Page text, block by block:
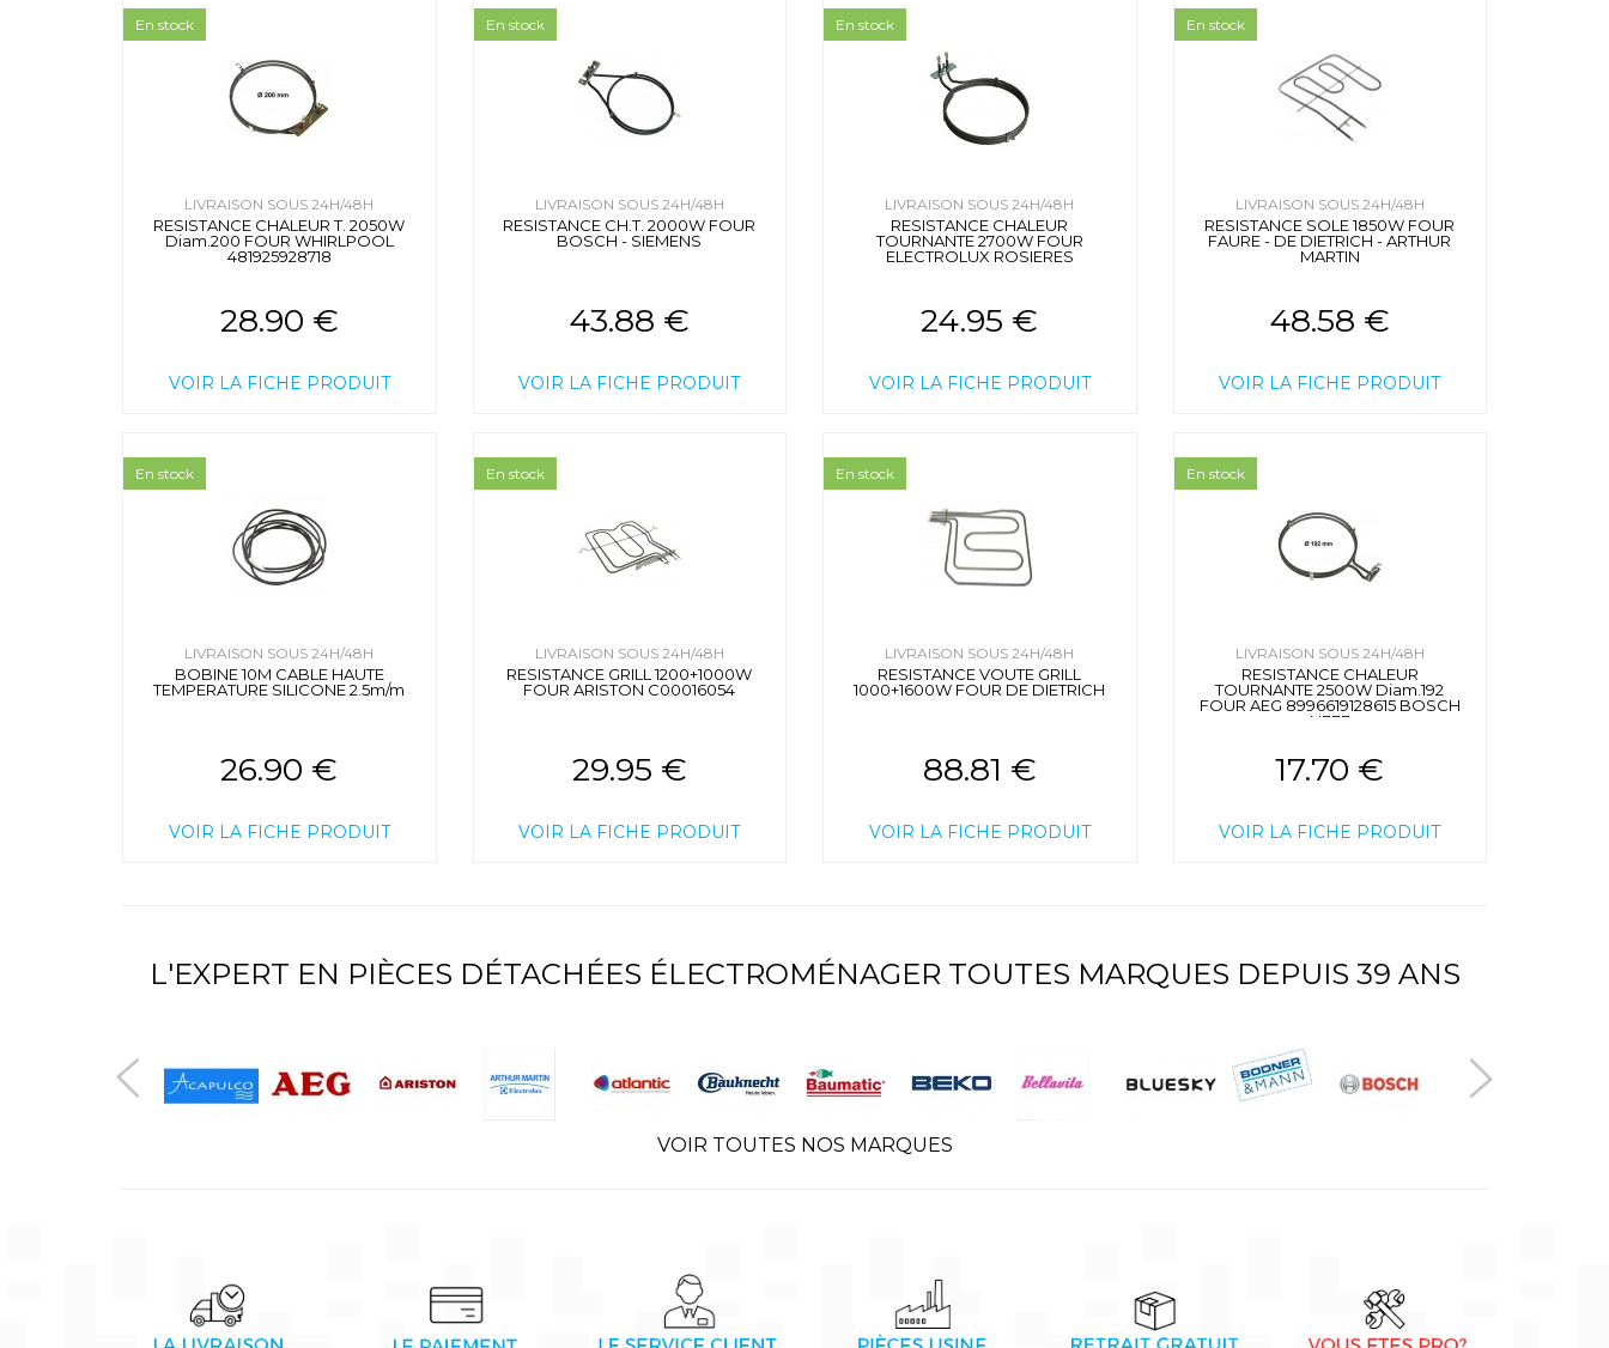
LIVRAISON SOUS 24H/48H
RESISTANCE CHALEUR T. 2050W
Diam.200 FOUR WHIRLPOOL
481925928718
28.90 €
VOIR LA FICHE PRODUIT
En stock
LIVRAISON SOUS 24H/48H
RESISTANCE CH.T. 2000W FOUR
BOSCH - SIEMENS
43.88 €
VOIR LA FICHE PRODUIT
En stock
LIVRAISON SOUS 24H/48H
RESISTANCE CHALEUR
TOURNANTE 2700W FOUR
ELECTROLUX ROSIERES
24.95 €
VOIR LA FICHE PRODUIT
En stock
LIVRAISON SOUS 24H/48H
RESISTANCE SOLE 1850W FOUR
FAURE - DE DIETRICH - ARTHUR
MARTIN
48.58 €
VOIR LA FICHE PRODUIT
En stock
LIVRAISON SOUS 24H/48H
BOBINE 10M CABLE HAUTE
TEMPERATURE SILICONE 2.5m/m
26.90 €
VOIR LA FICHE PRODUIT
En stock
LIVRAISON SOUS 24H/48H
RESISTANCE GRILL 1200+1000W
FOUR ARISTON C00016054
29.95 €
VOIR LA FICHE PRODUIT
En stock
LIVRAISON SOUS 24H/48H
RESISTANCE VOUTE GRILL
1000+1600W FOUR DE DIETRICH
88.81 €
VOIR LA FICHE PRODUIT
En stock
LIVRAISON SOUS 24H/48H
RESISTANCE CHALEUR
TOURNANTE 2500W Diam.192
FOUR AEG 8996619128615 BOSCH
NEFF
17.70 €
VOIR LA FICHE PRODUIT
En stock
L'EXPERT EN PIÈCES DÉTACHÉES ÉLECTROMÉNAGER TOUTES MARQUES DEPUIS 39 ANS
VOIR TOUTES NOS MARQUES